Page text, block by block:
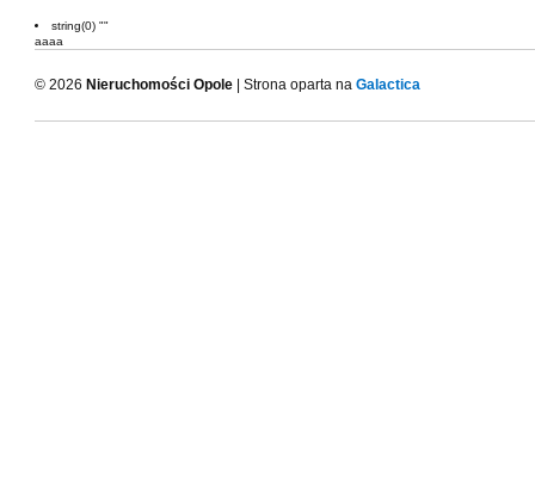
string(0) ""
aaaa
© 2026 Nieruchomości Opole | Strona oparta na Galactica